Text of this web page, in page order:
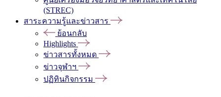
(STREC)
สาระความรู้และข่าวสาร
ย้อนกลับ
Highlights
ข่าวสารทั้งหมด
ข่าวจุฬาฯ
ปฏิทินกิจกรรม